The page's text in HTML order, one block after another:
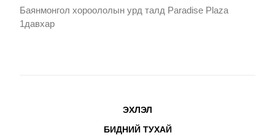
Баянмонгол хороололын урд талд Paradise Plaza
1давхар
ЭХЛЭЛ
БИДНИЙ ТУХАЙ